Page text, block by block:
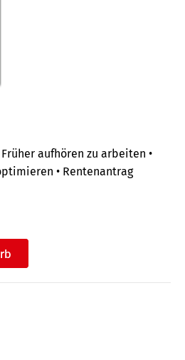
aufhören zu arbeiten •
• Rentenantrag